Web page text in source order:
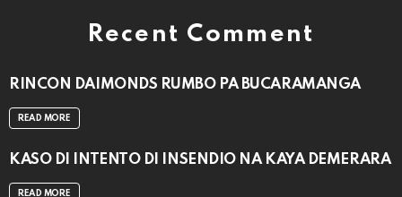
Recent Comment
RINCON DAIMONDS RUMBO PA BUCARAMANGA
READ MORE
KASO DI INTENTO DI INSENDIO NA KAYA DEMERARA
READ MORE